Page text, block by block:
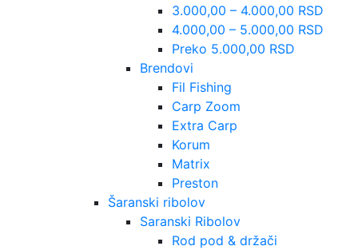
3.000,00 – 4.000,00 RSD
4.000,00 – 5.000,00 RSD
Preko 5.000,00 RSD
Brendovi
Fil Fishing
Carp Zoom
Extra Carp
Korum
Matrix
Preston
Šaranski ribolov
Saranski Ribolov
Rod pod & držači